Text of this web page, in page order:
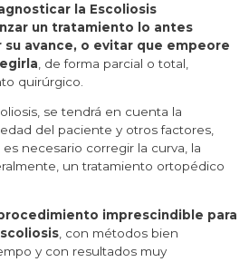
la Escoliosis
un tratamiento lo antes
su avance, o evitar que empeore
, de forma parcial o total,
quirúrgico.
se tendrá en cuenta la
del paciente y otros factores,
necesario corregir la curva, la
un tratamiento ortopédico
imprescindible para
, con métodos bien
y con resultados muy